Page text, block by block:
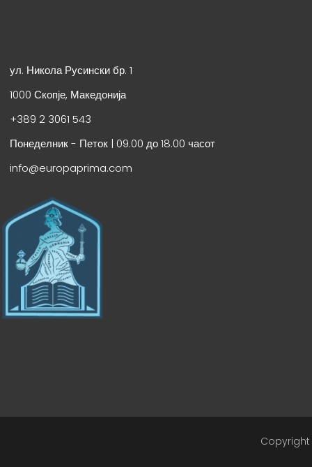
ул. Никола Русински бр. 1
1000 Скопје, Македонија
+389 2 3061 543
Понеделник - Петок | 09.00 до 18.00 часот
info@europaprima.com
Copyright